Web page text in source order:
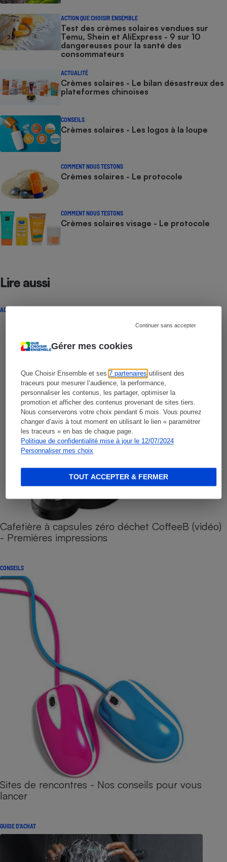
Gérer mes cookies
Que Choisir Ensemble et ses7 partenaires utilisent des
traceurs pour mesurer l’audience, la performance,
personnaliser les contenus, les partager, optimiser la
promotion et afficher des contenus provenant de sites tiers.
Nous conserverons votre choix pendant 6 mois. Vous pourrez
changer d’avis à tout moment en utilisant le lien « paramétrer
les traceurs » en bas de chaque page.
Politique de confidentialité mise à jour le 12/07/2024
Personnaliser mes choix
Continuer sans accepter
TOUT ACCEPTER & FERMER
ACTION QUE CHOISIR ENSEMBLE
Test des crèmes solaires vendues sur
Temu, Shein et AliExpress - 9 sur 10
dangereuses pour la santé des
consommateurs
ACTUALITÉ
Crèmes solaires - Le bilan désastreux des
plateformes chinoises
CONSEILS
Crèmes solaires - Les logos à la loupe
COMMENT NOUS TESTONS
Crèmes solaires - Le protocole
COMMENT NOUS TESTONS
Crèmes solaires visage - Le protocole
Lire aussi
ACTUALITÉ
Cafetière à capsules zéro déchet CoffeeB (vidéo)
- Premières impressions
CONSEILS
Sites de rencontres - Nos conseils pour vous
lancer
GUIDE D'ACHAT